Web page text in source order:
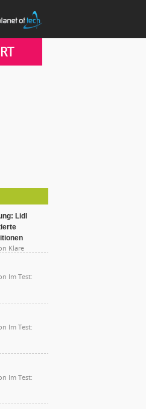
Lidl
Klare
Im Test:
Im Test:
Im Test: